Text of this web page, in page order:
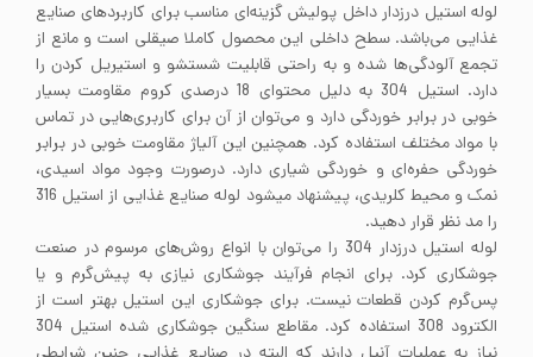
لوله استیل درزدار داخل پولیش گزینه‌ای مناسب برای کاربردهای صنایع
غذایی می‌باشد. سطح داخلی این محصول کاملا صیقلی است و مانع از
تجمع آلودگی‌ها شده و به راحتی قابلیت شستشو و استیریل کردن را
دارد. استیل 304 به دلیل محتوای 18 درصدی کروم مقاومت بسیار
خوبی در برابر خوردگی دارد و می‌توان از آن برای کاربری‌هایی در تماس
با مواد مختلف استفاده کرد. همچنین این آلیاژ مقاومت خوبی در برابر
خوردگی حفره‌ای و خوردگی شیاری دارد. درصورت وجود مواد اسیدی،
نمک و محیط کلریدی، پیشنهاد میشود لوله صنایع غذایی از استیل 316
را مد نظر قرار دهید.
لوله استیل درزدار 304 را می‌توان با انواع روش‌های مرسوم در صنعت
جوشکاری کرد. برای انجام فرآیند جوشکاری نیازی به پیش‌گرم و یا
پس‌گرم کردن قطعات نیست. برای جوشکاری این استیل بهتر است از
الکترود 308 استفاده کرد. مقاطع سنگین جوشکاری شده استیل 304